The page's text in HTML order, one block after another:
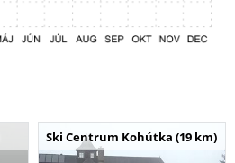
Ski Centrum Kohútka (19 km)